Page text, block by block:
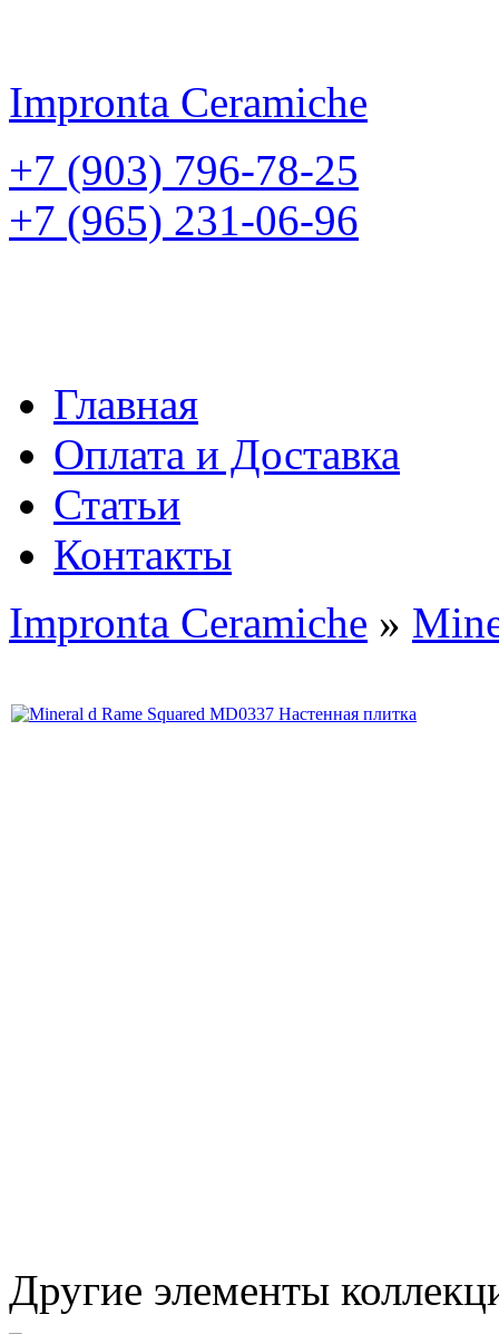
Impronta Ceramiche
+7 (903) 796-78-25
+7 (965) 231-06-96
Главная
Оплата и Доставка
Статьи
Контакты
Impronta Ceramiche »
Другие элементы